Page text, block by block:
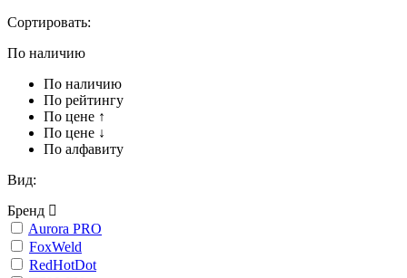
Сортировать:
По наличию
По наличию
По рейтингу
По цене ↑
По цене ↓
По алфавиту
Вид:
Бренд
Aurora PRO
FoxWeld
RedHotDot